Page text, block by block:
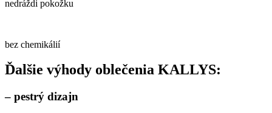
nedráždi pokožku
bez chemikálií
Ďalšie výhody oblečenia KALLYS:
– pestrý dizajn